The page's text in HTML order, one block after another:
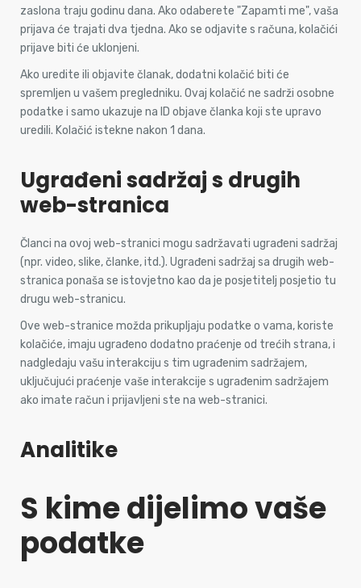
zaslona traju godinu dana. Ako odaberete "Zapamti me", vaša
prijava će trajati dva tjedna. Ako se odjavite s računa, kolačići
prijave biti će uklonjeni.
Ako uredite ili objavite članak, dodatni kolačić biti će
spremljen u vašem pregledniku. Ovaj kolačić ne sadrži osobne
podatke i samo ukazuje na ID objave članka koji ste upravo
uredili. Kolačić istekne nakon 1 dana.
Ugrađeni sadržaj s drugih
web-stranica
Članci na ovoj web-stranici mogu sadržavati ugrađeni sadržaj
(npr. video, slike, članke, itd.). Ugrađeni sadržaj sa drugih web-
stranica ponaša se istovjetno kao da je posjetitelj posjetio tu
drugu web-stranicu.
Ove web-stranice možda prikupljaju podatke o vama, koriste
kolačiće, imaju ugrađeno dodatno praćenje od trećih strana, i
nadgledaju vašu interakciju s tim ugrađenim sadržajem,
uključujući praćenje vaše interakcije s ugrađenim sadržajem
ako imate račun i prijavljeni ste na web-stranici.
Analitike
S kime dijelimo vaše
podatke